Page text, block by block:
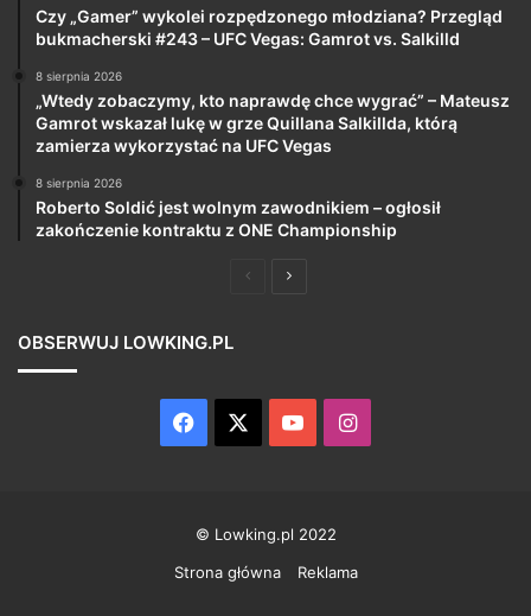
Czy „Gamer” wykolei rozpędzonego młodziana? Przegląd
bukmacherski #243 – UFC Vegas: Gamrot vs. Salkilld
8 sierpnia 2026
„Wtedy zobaczymy, kto naprawdę chce wygrać” – Mateusz
Gamrot wskazał lukę w grze Quillana Salkillda, którą
zamierza wykorzystać na UFC Vegas
8 sierpnia 2026
Roberto Soldić jest wolnym zawodnikiem – ogłosił
zakończenie kontraktu z ONE Championship
PoprzedniaNastępna
OBSERWUJ LOWKING.PL
Facebook YouTubeInstagram
© Lowking.pl 2022
Strona główna
Reklama